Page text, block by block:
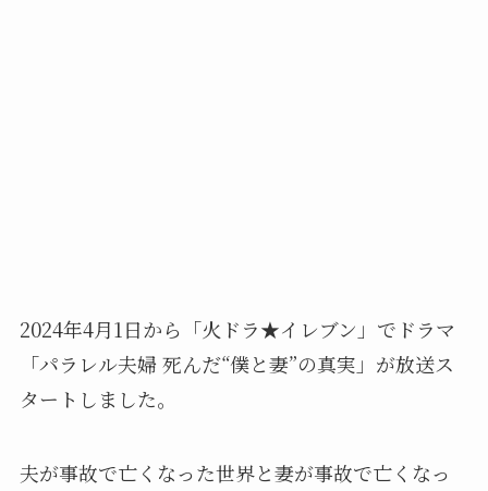
2024年4月1日から「火ドラ★イレブン」でドラマ
「パラレル夫婦 死んだ“僕と妻”の真実」が放送ス
タートしました。
夫が事故で亡くなった世界と妻が事故で亡くなっ